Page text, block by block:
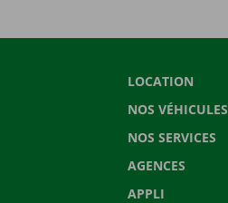
LOCATION
NOS VÉHICULES
NOS SERVICES
AGENCES
APPLI